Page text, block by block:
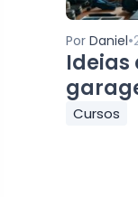
Por Daniel•
Ideias
Cursos